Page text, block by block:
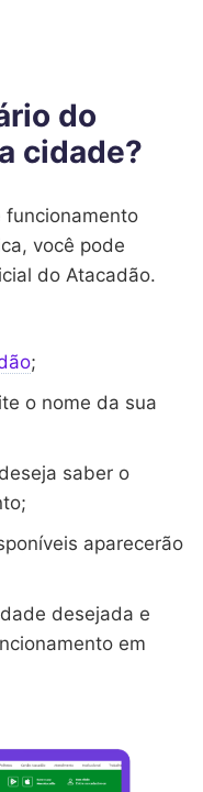
do
cidade?
funcionamento
você pode
do Atacadão.
;
o nome da sua
saber o
aparecerão
desejada e
em